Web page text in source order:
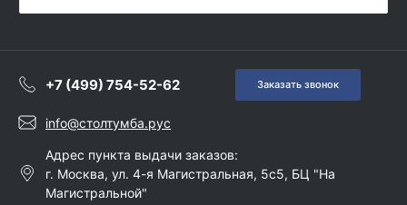
+7 (499) 754-52-62 Заказать звонок
info@столтумба.рус
Адрес пункта выдачи заказов:
г. Москва, ул. 4-я Магистральная, 5с5, БЦ "На
Магистральной"